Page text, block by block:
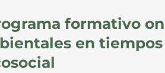
formativo
en